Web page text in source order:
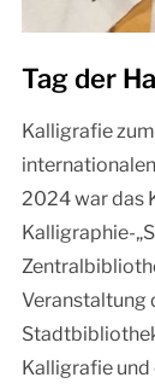
Tag der
Kalligrafie
2024 war das
Kalligraphie-
Veranstaltung
Kalligrafie